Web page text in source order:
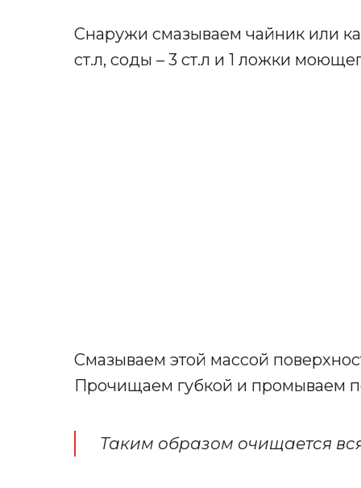
Снаружи смазываем чайник или
ст.л, соды – 3 ст.л и 1 ложки
Смазываем этой массой
Прочищаем губкой и промываем
Таким образом очищается